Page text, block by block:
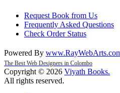
Request Book from Us
Frequently Asked Questions
Check Order Status
Powered By www.RayWebArts.
The Best Web Designers in Colombo
Copyright © 2026 Viyath Books.
All rights reserved.